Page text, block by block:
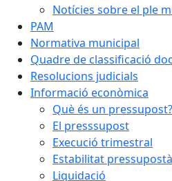
Notícies sobre el ple
PAM
Normativa municipal
Quadre de classificació
Resolucions judicials
Informació econòmica
Què és un pressupost?
El presssupost
Execució trimestral
Estabilitat
Liquidació